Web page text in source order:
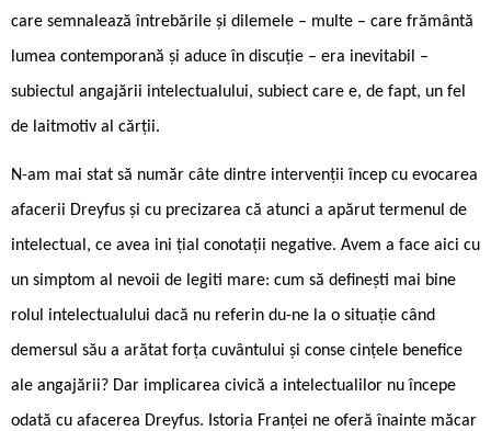
care semnalează întrebările și dilemele – multe – care frământă
lumea contemporană și aduce în discuție – era inevitabil –
subiectul angajării intelectualului, subiect care e, de fapt, un fel
de laitmotiv al cărții.
N-am mai stat să număr câte dintre intervenții încep cu evocarea
afacerii Dreyfus și cu precizarea că atunci a apărut termenul de
intelectual, ce avea ini țial conotații negative. Avem a face aici cu
un simptom al nevoii de legiti mare: cum să definești mai bine
rolul intelectualului dacă nu referin du-ne la o situație când
demersul său a arătat forța cuvântului și conse cințele benefice
ale angajării? Dar implicarea civică a intelectualilor nu începe
odată cu afacerea Dreyfus. Istoria Franței ne oferă înainte măcar